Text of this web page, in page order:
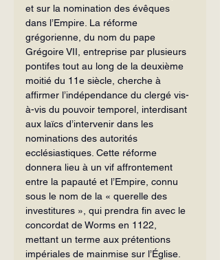
et sur la nomination des évêques
dans l’Empire. La réforme
grégorienne, du nom du pape
Grégoire VII, entreprise par plusieurs
pontifes tout au long de la deuxième
moitié du 11e siècle, cherche à
affirmer l’indépendance du clergé vis-
à-vis du pouvoir temporel, interdisant
aux laïcs d’intervenir dans les
nominations des autorités
ecclésiastiques. Cette réforme
donnera lieu à un vif affrontement
entre la papauté et l’Empire, connu
sous le nom de la « querelle des
investitures », qui prendra fin avec le
concordat de Worms en 1122,
mettant un terme aux prétentions
impériales de mainmise sur l’Église.